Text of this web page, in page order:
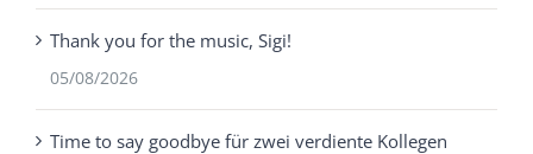
Thank you for the music, Sigi!
05/08/2026
Time to say goodbye für zwei verdiente Kollegen